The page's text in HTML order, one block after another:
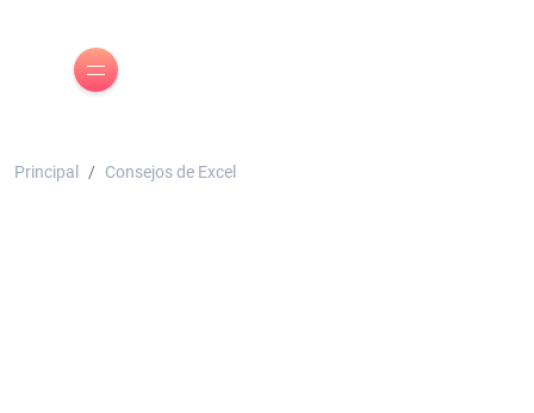
Principal Consejos de Excel